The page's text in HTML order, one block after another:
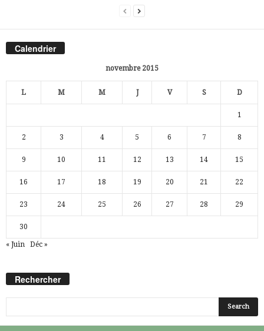
Calendrier
novembre 2015
L M M J V S D
1
2 3 4 5 6 7 8
9 10 11 12 13 14 15
16 17 18 19 20 21 22
23 24 25 26 27 28 29
30
« Juin Déc »
Rechercher